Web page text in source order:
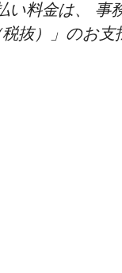
い料金は、
抜）」のお支